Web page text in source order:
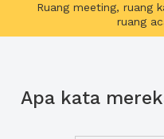
Ruang meeting, ruang
ruang
Apa kata